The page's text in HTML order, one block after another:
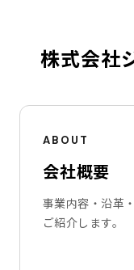
株式会社
ABOUT
会社概要
事業内容・沿革
ご紹介します。